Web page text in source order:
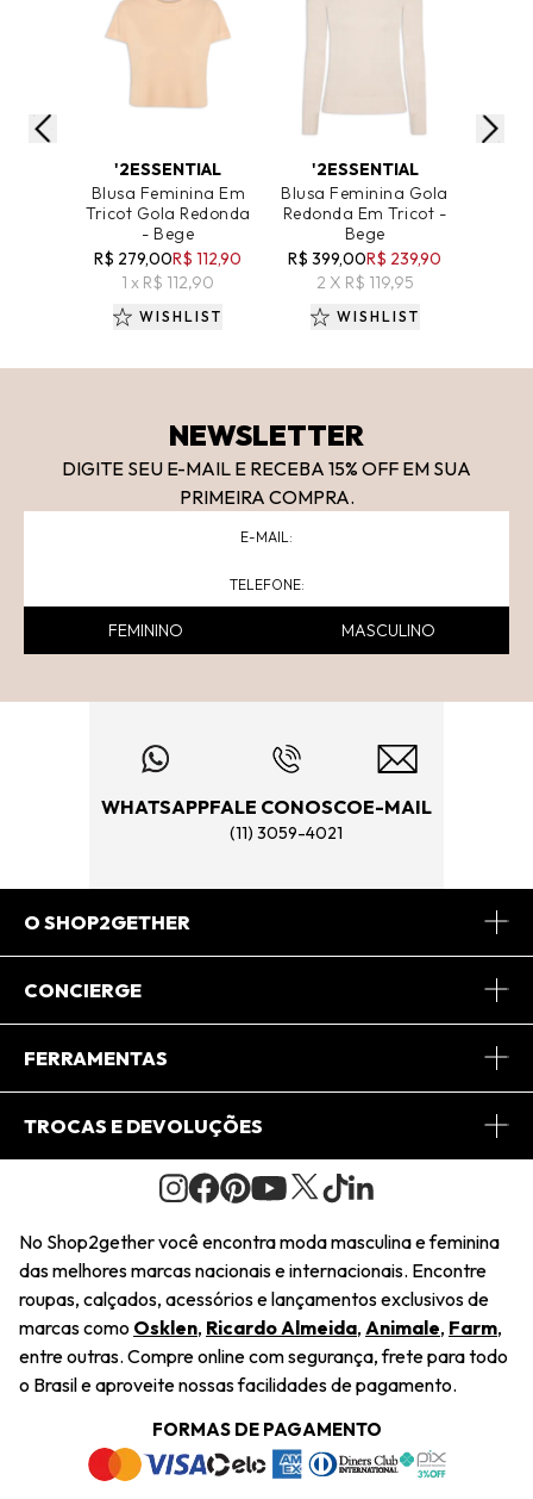
'2ESSENTIAL
Blusa Feminina Em
Tricot Gola Redonda
- Bege
R$ 279,00R$ 112,90
1 x R$ 112,90
WISHLIST
ADICIONAR AO CARRINHO
'2ESSENTIAL
Blusa Feminina Gola
Redonda Em Tricot -
Bege
R$ 399,00R$ 239,90
2 X R$ 119,95
WISHLIST
NEWSLETTER
DIGITE SEU E-MAIL E RECEBA 15% OFF EM SUA
PRIMEIRA COMPRA.
FEMININO MASCULINO
WHATSAPPFALE CONOSCO
(11) 3059-4021
E-MAIL
O SHOP2GETHER
Sobre Nós
Journal
Saiu na Mídia
Sustentabilidade
Navegando
Termos e Condições
CONCIERGE
Central de Relacionamento
Regulamento e Promoções
FERRAMENTAS
Minha Conta
Pedido de Presente
Wishlist
TROCAS E DEVOLUÇÕES
Condições Gerais
Troca Fácil
Restituição de Pagamento
Dúvidas Frequentes
Termos e Condições
Política de Privacidade
No Shop2gether você encontra moda masculina e feminina
das melhores marcas nacionais e internacionais. Encontre
roupas, calçados, acessórios e lançamentos exclusivos de
marcas como Osklen, Ricardo Almeida, Animale, Farm,
entre outras. Compre online com segurança, frete para todo
o Brasil e aproveite nossas facilidades de pagamento.
FORMAS DE PAGAMENTO